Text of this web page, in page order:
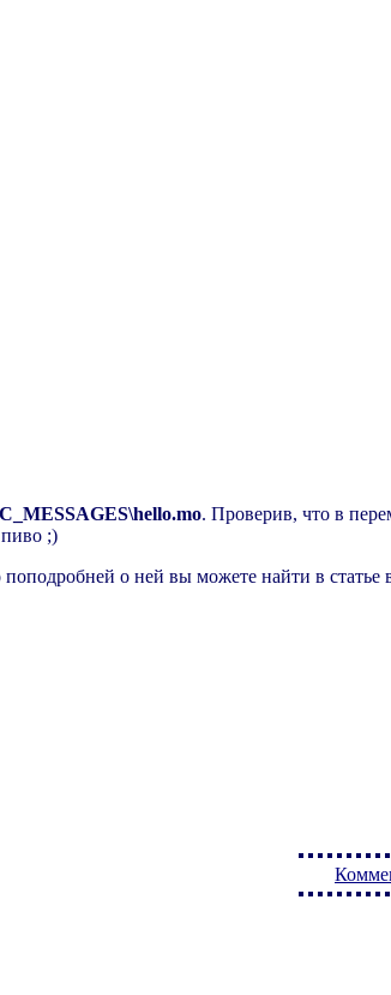
. Проверив, что в
;)
о ней вы можете найти в статье